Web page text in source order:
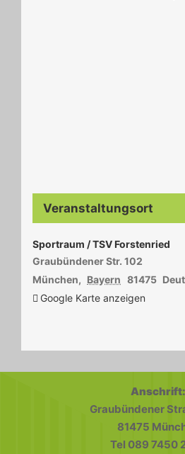
Veranstaltungsort
Sportraum / TSV Forstenried
Graubündener Str. 102
München, Bayern 81475
Google Karte anzeigen
Anschrift:
Graubündener
81475
Tel 089 7450